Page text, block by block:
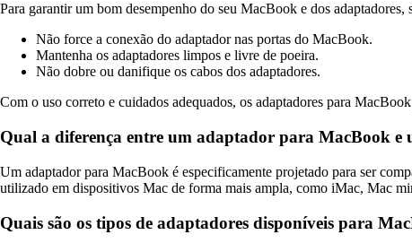
Para garantir um bom desempenho do seu MacBook e dos adaptadores,
Não force a conexão do adaptador nas portas do MacBook.
Mantenha os adaptadores limpos e livre de poeira.
Não dobre ou danifique os cabos dos adaptadores.
Com o uso correto e cuidados adequados, os adaptadores para
Qual a diferença entre um adaptador para MacBook e
Um adaptador para MacBook é especificamente projetado para ser
utilizado em dispositivos Mac de forma mais ampla, como iMac, Mac
Quais são os tipos de adaptadores disponíveis para